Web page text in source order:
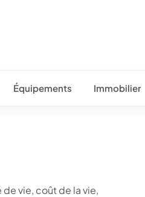
Équipements Immobilier
vie, coût de la vie,